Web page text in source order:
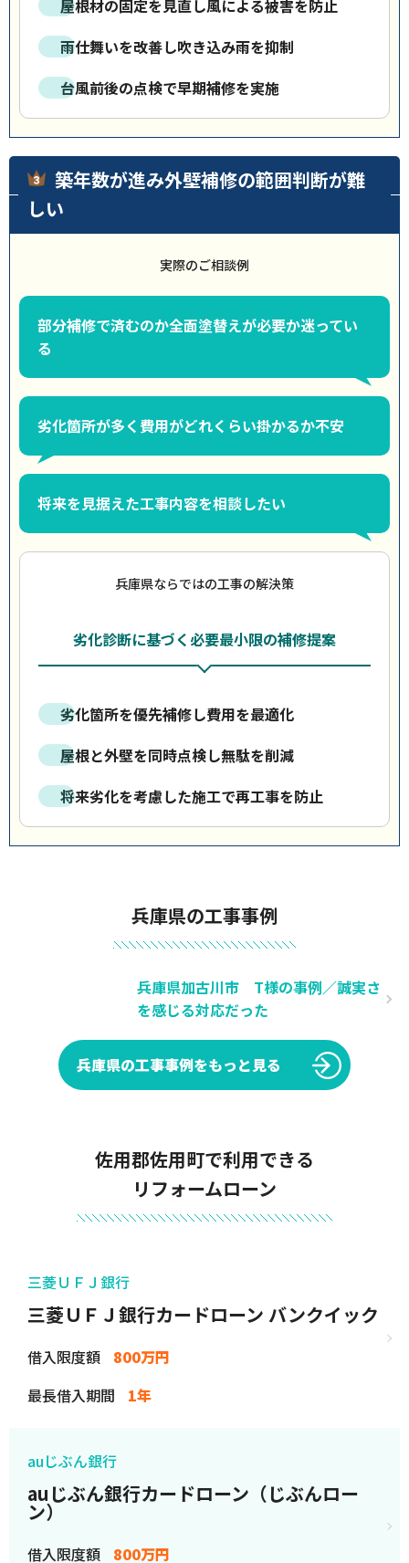
屋根材の固定を見直し風による被害を防止
雨仕舞いを改善し吹き込み雨を抑制
台風前後の点検で早期補修を実施
築年数が進み外壁補修の範囲判断が難
しい
実際のご相談例
部分補修で済むのか全面塗替えが必要か迷ってい
る
劣化箇所が多く費用がどれくらい掛かるか不安
将来を見据えた工事内容を相談したい
兵庫県ならではの工事の解決策
劣化診断に基づく必要最小限の補修提案
劣化箇所を優先補修し費用を最適化
屋根と外壁を同時点検し無駄を削減
将来劣化を考慮した施工で再工事を防止
兵庫県の工事事例
兵庫県加古川市 T様の事例／誠実さ
を感じる対応だった
兵庫県の工事事例をもっと見る
佐用郡佐用町で利用できる
リフォームローン
三菱ＵＦＪ銀行
三菱ＵＦＪ銀行カードローン バンクイック
借入限度額
800万円
最長借入期間
1年
auじぶん銀行
auじぶん銀行カードローン（じぶんロー
ン）
借入限度額
800万円